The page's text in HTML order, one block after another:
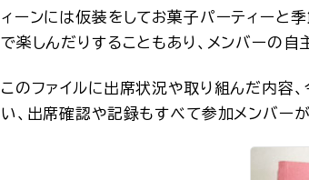
ィーンには仮装をしてお菓子パーティーと
で楽しんだりすることもあり、メンバーの
このファイルに出席状況や取り組んだ内容
い、出席確認や記録もすべて参加メンバー